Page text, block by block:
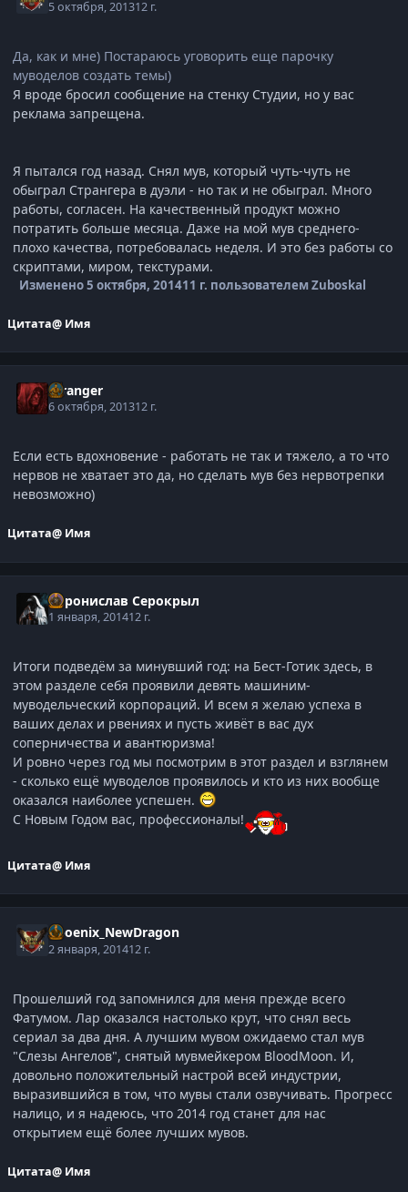
5 октября, 201312 г.
Да, как и мне) Постараюсь уговорить еще парочку
муводелов создать темы)
Я вроде бросил сообщение на стенку Студии, но у вас
реклама запрещена.
Я пытался год назад. Снял мув, который чуть-чуть не
обыграл Странгера в дуэли - но так и не обыграл. Много
работы, согласен. На качественный продукт можно
потратить больше месяца. Даже на мой мув среднего-
плохо качества, потребовалась неделя. И это без работы со
скриптами, миром, текстурами.
Изменено5 октября, 201411 г. пользователем Zuboskal
Цитата@ Имя
Stranger
6 октября, 201312 г.
Если есть вдохновение - работать не так и тяжело, а то что
нервов не хватает это да, но сделать мув без нервотрепки
невозможно)
Цитата@ Имя
Воронислав Серокрыл
1 января, 201412 г.
Итоги подведём за минувший год: на Бест-Готик здесь, в
этом разделе себя проявили девять машиним-
муводельческий корпораций. И всем я желаю успеха в
ваших делах и рвениях и пусть живёт в вас дух
соперничества и авантюризма!
И ровно через год мы посмотрим в этот раздел и взглянем
- сколько ещё муводелов проявилось и кто из них вообще
оказался наиболее успешен.
С Новым Годом вас, профессионалы!
Цитата@ Имя
Phoenix_NewDragon
2 января, 201412 г.
Прошелший год запомнился для меня прежде всего
Фатумом. Лар оказался настолько крут, что снял весь
сериал за два дня. А лучшим мувом ожидаемо стал мув
"Слезы Ангелов", снятый мувмейкером BloodMoon. И,
довольно положительный настрой всей индустрии,
выразившийся в том, что мувы стали озвучивать. Прогресс
налицо, и я надеюсь, что 2014 год станет для нас
открытием ещё более лучших мувов.
Цитата@ Имя